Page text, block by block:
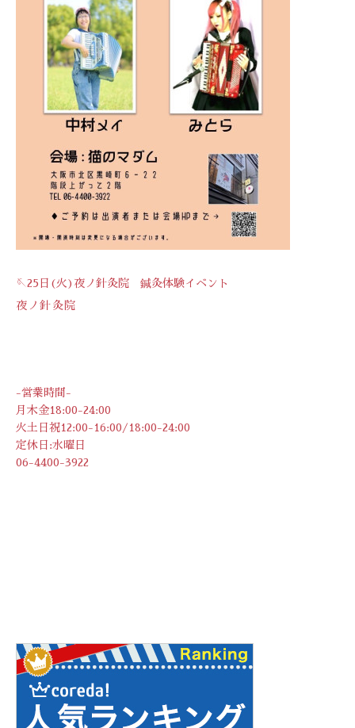
🪡25日(火)夜ノ針灸院 鍼灸体験イベント
夜ノ針灸院
-営業時間-
月木金18:00-24:00
火土日祝12:00-16:00/18:00-24:00
定休日:水曜日
06-4400-3922